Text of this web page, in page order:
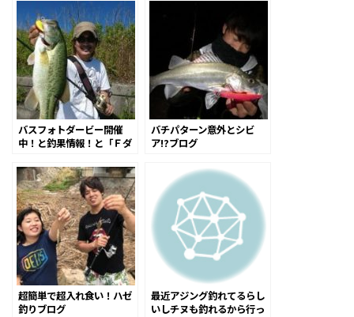
バスフォトダービー開催
中！と釣果情報！と「Ｆダ
のご案内！
バチパターン意外とシビ
ア!?ブログ
超簡単で超入れ食い！ハゼ
釣りブログ
最近アジング釣れてるらし
いしチヌも釣れるから行っ